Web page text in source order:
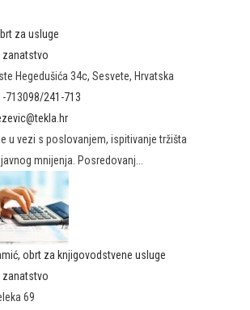
za usluge
zanatstvo
Hegedušića 34c, Sesvete, Hrvatska
713098/241-713
u vezi s poslovanjem, ispitivanje tržišta
mnijenja. Posredovanj...
obrt za knjigovodstvene usluge
zanatstvo
69